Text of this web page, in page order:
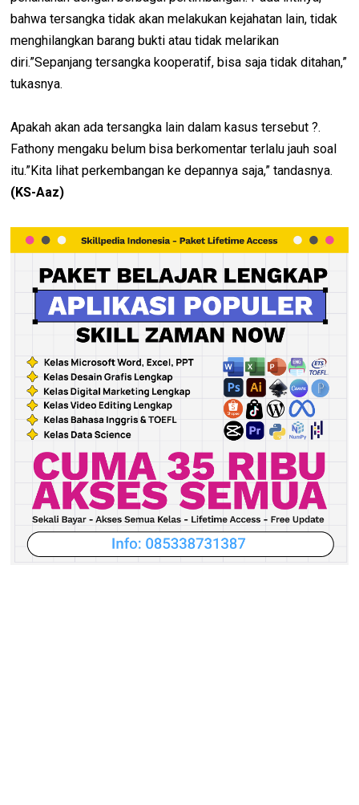
bahwa tersangka tidak akan melakukan kejahatan lain, tidak
menghilangkan barang bukti atau tidak melarikan
diri.”Sepanjang tersangka kooperatif, bisa saja tidak ditahan,”
tukasnya.
Apakah akan ada tersangka lain dalam kasus tersebut ?.
Fathony mengaku belum bisa berkomentar terlalu jauh soal
itu.”Kita lihat perkembangan ke depannya saja,” tandasnya.
(KS-Aaz)